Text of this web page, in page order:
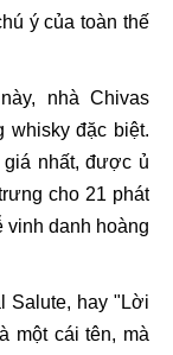
ý của toàn thế
nhà Chivas
whisky đặc biệt.
nhất, được ủ
cho 21 phát
vinh danh hoàng
Salute, hay "Lời
một cái tên, mà